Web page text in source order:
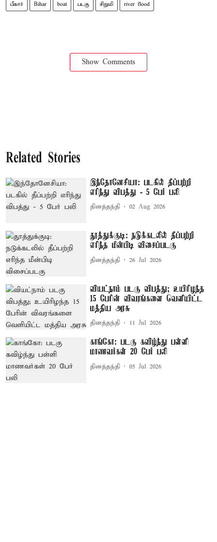
பீகார் Bihar boat படகு சிறுமி river flood
Show Comments
Related Stories
இந்தோனேசியா: படகில் தீப்பற்றி
எரிந்து விபத்து - 5 பேர் பலி
தினத்தந்தி 02 Aug 2026
தூத்துக்குடி: நடுக்கடலில் தீப்பற்றி
எரிந்த மீன்பிடி விசைப்படகு
தினத்தந்தி 26 Jul 2026
வியட்நாம் படகு விபத்து; உயிரிழந்த
15 பேரின் விவரங்களை வெளியிட்ட
மத்திய அரசு
தினத்தந்தி 11 Jul 2026
காங்கோ: படகு கவிழ்ந்து பள்ளி
மாணவர்கள் 20 பேர் பலி
தினத்தந்தி 05 Jul 2026